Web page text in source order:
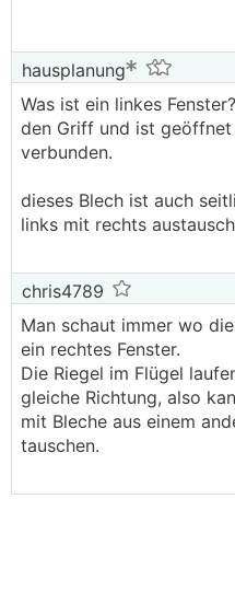
hausplanung
Was ist ein linkes
den Griff und ist
verbunden.
dieses Blech ist auch
links mit rechts
chris4789
Man schaut immer wo
ein rechtes Fenster.
Die Riegel im Flügel
gleiche Richtung, also
mit Bleche aus einem
tauschen.